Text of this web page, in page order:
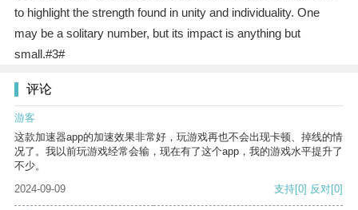
to highlight the strength found in unity and individuality. One
may be a solitary number, but its impact is anything but
small.#3#
评论
游客
这款加速器app的加速效果非常好，玩游戏再也不会出现卡顿、掉线的情
况了。我以前玩游戏经常会输，现在有了这个app，我的游戏水平提升了
不少。
2024-09-09
支持[0] 反对[0]